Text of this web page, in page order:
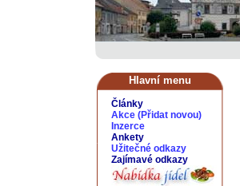
Hlavní menu
Články
Akce (Přidat novou)
Inzerce
Ankety
Užitečné odkazy
Zajímavé odkazy